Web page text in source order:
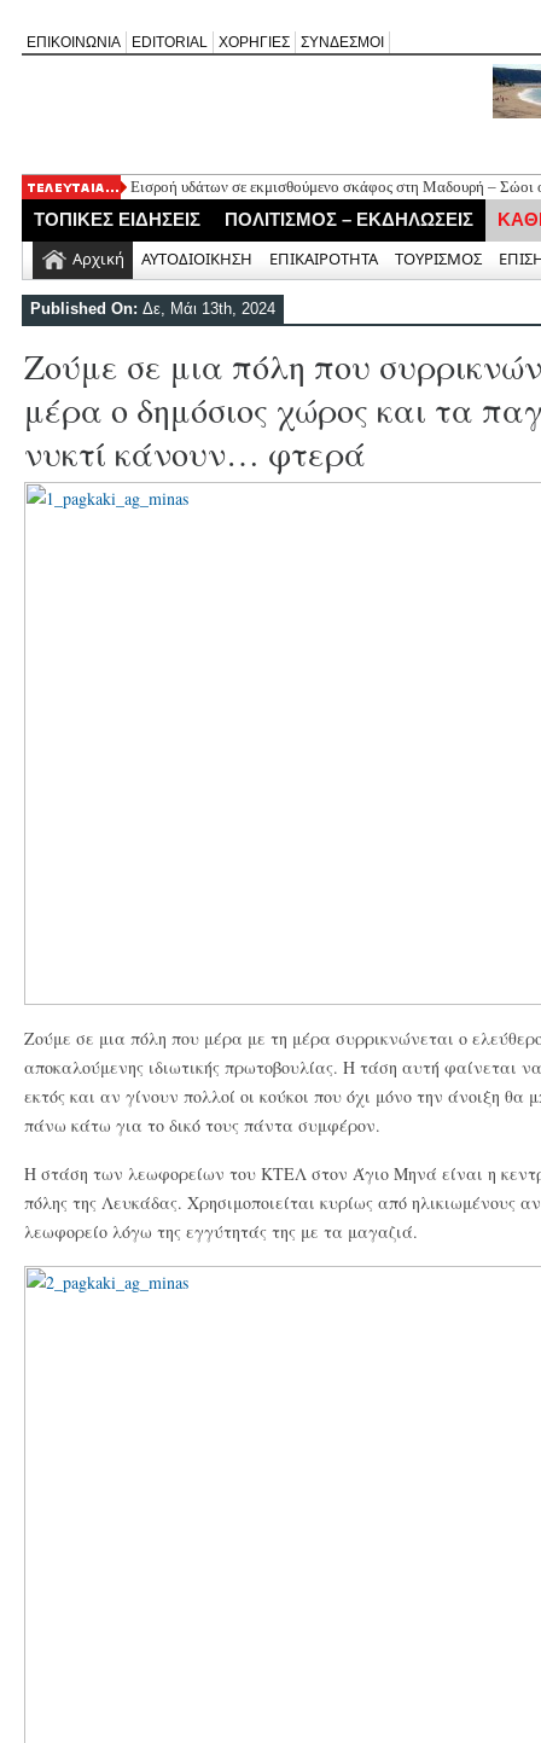
ΕΠΙΚΟΙΝΩΝΙΑ EDITORIAL ΧΟΡΗΓΙΕΣ ΣΥΝΔΕΣΜΟΙ
Εισροή υδάτων σε εκμισθούμενο σκάφος στη Μαδουρή – Σώοι
ΣΧΟΛΙΟ ΣΤΟ ΔΗΜΟΣΙΕΥΜΑ: «Η Φαρμακολύτρια» του
Καλλιγωνίου (της Χριστίνας Μιχαλά)
Άγιος Νικήτας: Απορρίφθηκε αίτημα για φιλανθρωπική δράση
Νέο Τουριστικό Χωροταξικό: Τι αλλάζει σε Λευκάδα και
και τουριστική ανάπτυξη
ΤΟΠΙΚΕΣ ΕΙΔΗΣΕΙΣ ΠΟΛΙΤΙΣΜΟΣ – ΕΚΔΗΛΩΣΕΙΣ
Αρχική ΑΥΤΟΔΙΟΙΚΗΣΗ ΕΠΙΚΑΙΡΟΤΗΤΑ ΤΟΥΡΙΣΜΟΣ
Published On: Δε, Μάι 13th, 2024
Ζούμε σε μια πόλη που
μέρα ο δημόσιος χώρος και τα
νυκτί κάνουν… φτερά
Ζούμε σε μια πόλη που μέρα με τη μέρα συρρικνώνεται ο
αποκαλούμενης ιδιωτικής πρωτοβουλίας. Η τάση αυτή φαίνεται
εκτός και αν γίνουν πολλοί οι κούκοι που όχι μόνο την άνοιξη
πάνω κάτω για το δικό τους πάντα συμφέρον.
Η στάση των λεωφορείων του ΚΤΕΛ στον Άγιο Μηνά είναι η
πόλης της Λευκάδας. Χρησιμοποιείται κυρίως από ηλικιωμένους
λεωφορείο λόγω της εγγύτητάς της με τα μαγαζιά.